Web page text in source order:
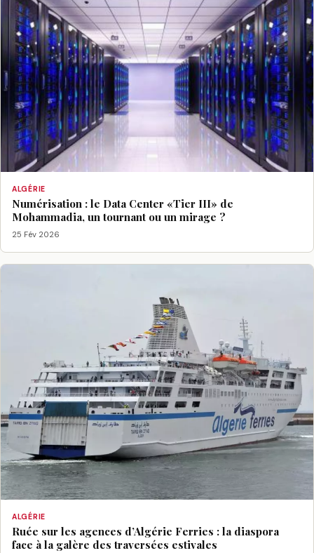
ALGÉRIE
Numérisation : le Data Center «Tier III» de
Mohammadia, un tournant ou un mirage ?
25 Fév 2026
ALGÉRIE
Ruée sur les agences d’Algérie Ferries : la diaspora
face à la galère des traversées estivales